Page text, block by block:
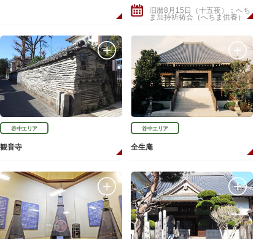
旧暦8月15日（十五夜）：へち
ま加持祈祷会（へちま供養）
谷中エリア
観音寺
谷中エリア
全生庵